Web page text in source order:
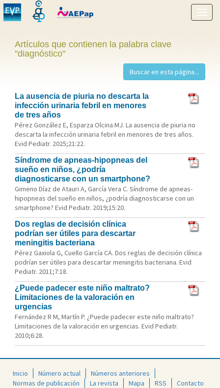
menú
Artículos que contienen la palabra clave
"diagnóstico"
La ausencia de piuria no descarta la
infección urinaria febril en menores
de tres años
Pérez González E, Esparza Olcina MJ. La ausencia de piuria no
descarta la infección urinaria febril en menores de tres años.
Evid Pediatr. 2025;21:22.
Síndrome de apneas-hipopneas del
sueño en niños, ¿podría
diagnosticarse con un smartphone?
Gimeno Díaz de Atauri A, García Vera C. Síndrome de apneas-
hipopneas del sueño en niños, ¿podría diagnosticarse con un
smartphone? Evid Pediatr. 2019;15:20.
Dos reglas de decisión clínica
podrían ser útiles para descartar
meningitis bacteriana
Pérez Gaxiola G, Cuello García CA. Dos reglas de decisión clínica
podrían ser útiles para descartar meningitis bacteriana. Evid
Pediatr. 2011;7:18.
¿Puede padecer este niño maltrato?
Limitaciones de la valoración en
urgencias
Fernández R M, Martín P. ¿Puede padecer este niño maltrato?
Limitaciones de la valoración en urgencias. Evid Pediatr.
2010;6:28.
Inicio Número actual
Números anteriores
Normas de publicación
La revista Mapa RSS Contacto